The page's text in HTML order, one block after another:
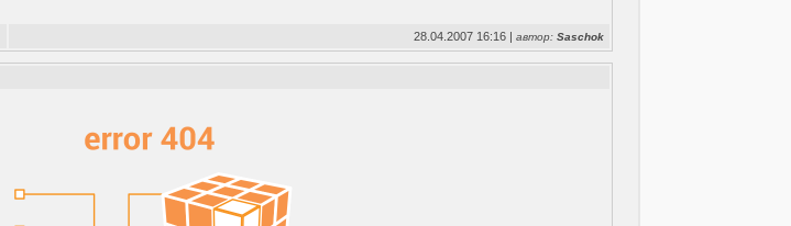
28.04.2007 16:16 |автор:Saschok